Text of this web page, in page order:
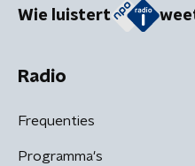
Wie luistert
Radio
Frequenties
Programma's